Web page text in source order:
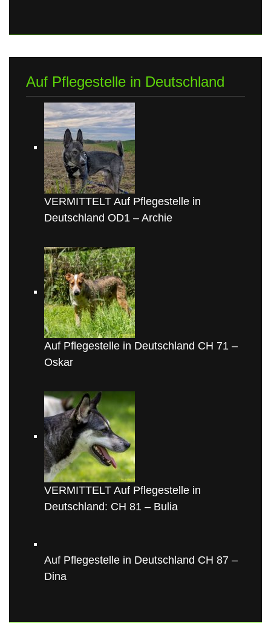
Auf Pflegestelle in Deutschland
VERMITTELT Auf Pflegestelle in
Deutschland OD1 – Archie
Auf Pflegestelle in Deutschland CH 71 –
Oskar
VERMITTELT Auf Pflegestelle in
Deutschland: CH 81 – Bulia
Auf Pflegestelle in Deutschland CH 87 –
Dina